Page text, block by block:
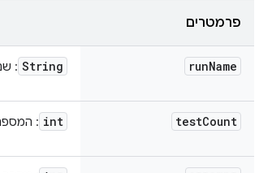
פרמטרים
runName
String
:
testCount
int
: